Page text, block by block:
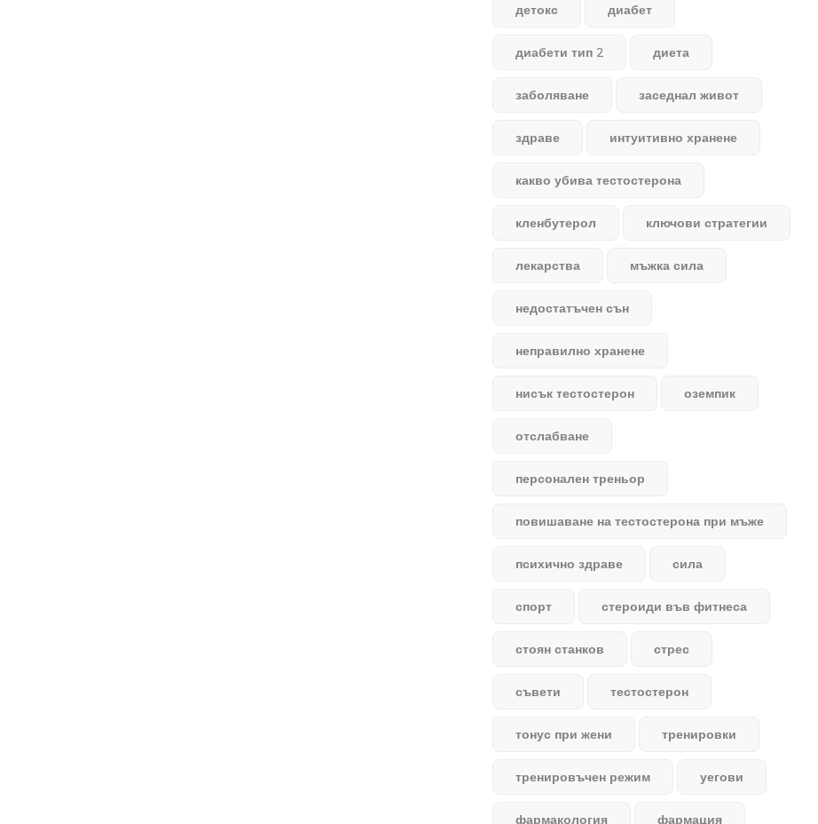
детокс диабет
диабети тип 2 диета
заболяване заседнал живот
здраве интуитивно хранене
какво убива тестостерона
кленбутерол ключови стратегии
лекарства мъжка сила
недостатъчен сън
неправилно хранене
нисък тестостерон оземпик
отслабване
персонален треньор
повишаване на тестостерона при мъже
психично здраве сила
спорт стероиди във фитнеса
стоян станков стрес
съвети тестостерон
тонус при жени тренировки
тренировъчен режим уегови
фармакология фармация